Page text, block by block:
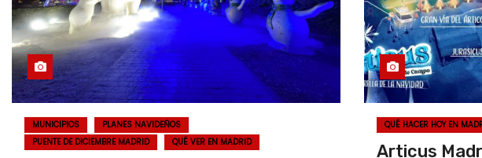
MUNICIPIOS
PLANES NAVIDEÑOS
PUENTE DE DICIEMBRE MADRID
QUÉ VER EN MADRID
QUÉ HACER HOY EN
Articus